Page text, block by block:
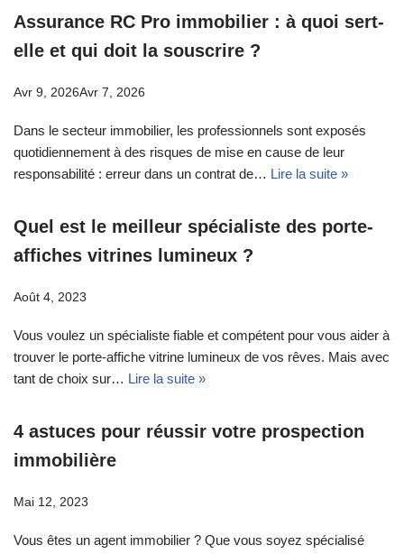
Assurance RC Pro immobilier : à quoi sert-
elle et qui doit la souscrire ?
Avr 9, 2026Avr 7, 2026
Dans le secteur immobilier, les professionnels sont exposés
quotidiennement à des risques de mise en cause de leur
responsabilité : erreur dans un contrat de… Lire la suite »
Quel est le meilleur spécialiste des porte-
affiches vitrines lumineux ?
Août 4, 2023
Vous voulez un spécialiste fiable et compétent pour vous aider à
trouver le porte-affiche vitrine lumineux de vos rêves. Mais avec
tant de choix sur… Lire la suite »
4 astuces pour réussir votre prospection
immobilière
Mai 12, 2023
Vous êtes un agent immobilier ? Que vous soyez spécialisé